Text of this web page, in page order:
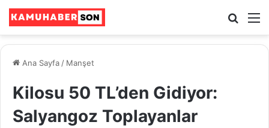
Ara
Ana Sayfa / Manşet
Kilosu 50 TL’den Gidiyor:
Salyangoz Toplayanlar